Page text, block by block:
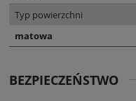
Typ powierzchni
matowa
BEZPIECZEŃSTWO